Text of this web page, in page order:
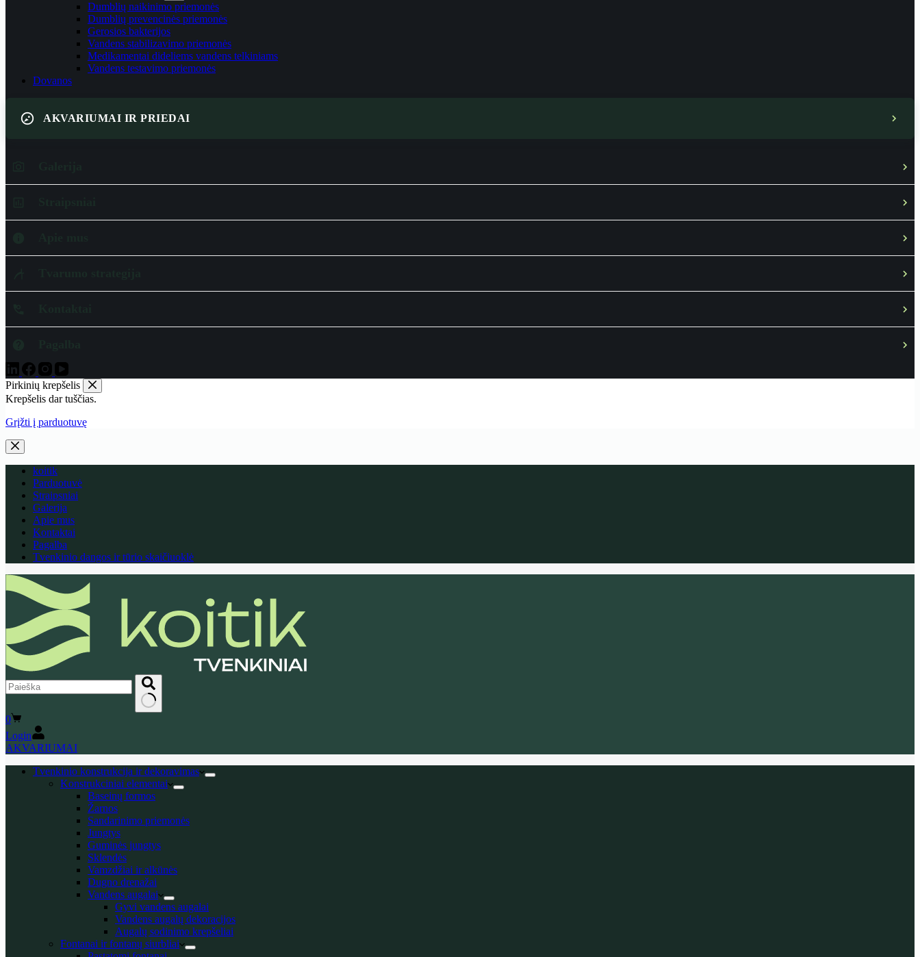
Dumblių naikinimo priemonės
Dumblių prevencinės priemonės
Gerosios bakterijos
Vandens stabilizavimo priemonės
Medikamentai dideliems vandens telkiniams
Vandens testavimo priemonės
Dovanos
AKVARIUMAI IR PRIEDAI
Pirkinių krepšelis
Krepšelis dar tuščias.
Grįžti į parduotuvę
koitik
Parduotuvė
Straipsniai
Galerija
Apie mus
Kontaktai
Pagalba
Tvenkinio dangos ir tūrio skaičiuoklė
No
results
Shopping
cart
0
Login
AKVARIUMAI
Tvenkinio konstrukcija ir dekoravimas
Konstrukciniai elementai
Baseinų formos
Žarnos
Sandarinimo priemonės
Jungtys
Guminės jungtys
Sklendės
Vamzdžiai ir alkūnės
Dugno drenažai
Vandens augalai
Gyvi vandens augalai
Vandens augalų dekoracijos
Augalų sodinimo krepšeliai
Fontanai ir fontanų siurbliai